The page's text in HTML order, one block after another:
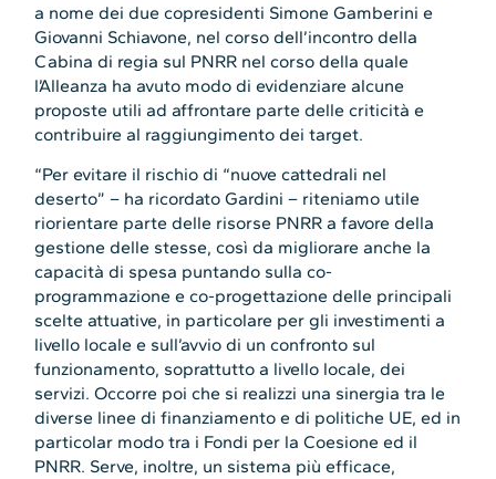
a nome dei due copresidenti Simone Gamberini e
Giovanni Schiavone, nel corso dell’incontro della
Cabina di regia sul PNRR nel corso della quale
l’Alleanza ha avuto modo di evidenziare alcune
proposte utili ad affrontare parte delle criticità e
contribuire al raggiungimento dei target.
“Per evitare il rischio di “nuove cattedrali nel
deserto” – ha ricordato Gardini – riteniamo utile
riorientare parte delle risorse PNRR a favore della
gestione delle stesse, così da migliorare anche la
capacità di spesa puntando sulla co-
programmazione e co-progettazione delle principali
scelte attuative, in particolare per gli investimenti a
livello locale e sull’avvio di un confronto sul
funzionamento, soprattutto a livello locale, dei
servizi. Occorre poi che si realizzi una sinergia tra le
diverse linee di finanziamento e di politiche UE, ed in
particolar modo tra i Fondi per la Coesione ed il
PNRR. Serve, inoltre, un sistema più efficace,